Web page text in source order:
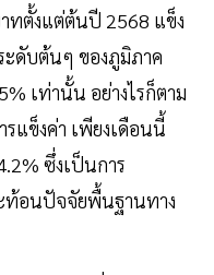
ทตั้งแต่ต้นปี 2568 แข็ง
ะดับต้นๆ ของภูมิภาค
เท่านั้น อย่างไรก็ตาม
รแข็งค่า เพียงเดือนนี้
ซึ่งเป็นการ
ท้อนปัจจัยพื้นฐานทาง